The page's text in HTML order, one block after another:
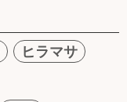
ヒラマサ